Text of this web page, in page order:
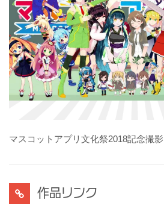
マスコットアプリ文化祭2018記念撮影
作品リンク